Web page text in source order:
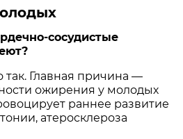
сосудистые
так. Главная причина —
ожирения у молодых
раннее развитие
атеросклероза